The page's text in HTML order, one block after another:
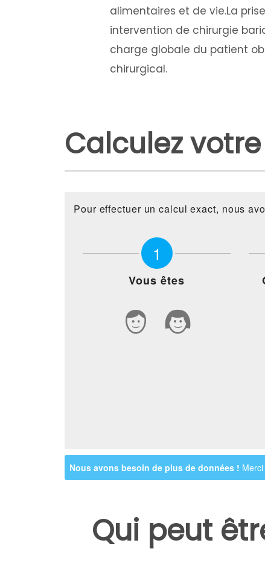
alimentaires et de vie.La
intervention de chirurgie
charge globale du patient
chirurgical.
Calculez
Pour effectuer un calcul exact, nous
1
Vous êtes
Nous avons besoin de plus de données !
Qui peut